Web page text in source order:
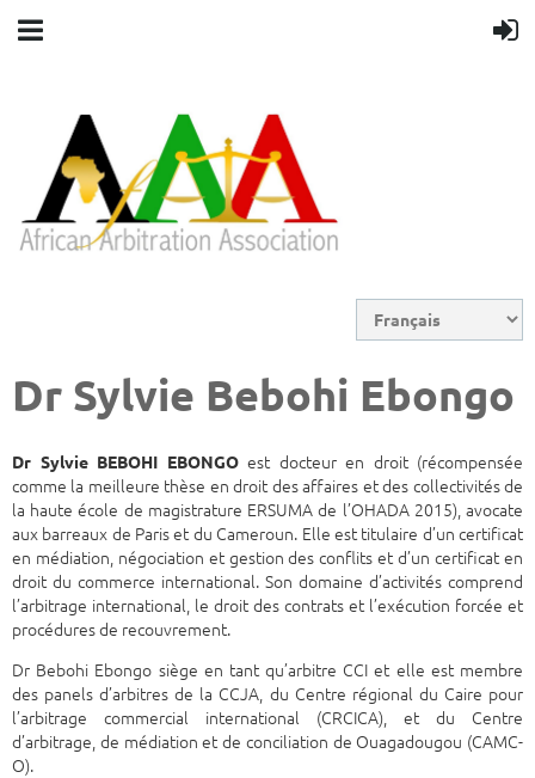
Dr Sylvie Bebohi Ebongo
Dr Sylvie BEBOHI EBONGOest docteur en droit (récompensée
comme la meilleure thèse en droit des affaires et des collectivités de
la haute école de magistrature ERSUMA de l’OHADA 2015), avocate
aux barreaux de Paris et du Cameroun. Elle est titulaire d’un certificat
en médiation, négociation et gestion des conflits et d’un certificat en
droit du commerce international. Son domaine d’activités comprend
l’arbitrage international, le droit des contrats et l’exécution forcée et
procédures de recouvrement.
Dr Bebohi Ebongo siège en tant qu’arbitre CCI et elle est membre
des panels d’arbitres de la CCJA, du Centre régional du Caire pour
l’arbitrage commercial international (CRCICA), et du Centre
d’arbitrage, de médiation et de conciliation de Ouagadougou (CAMC-
O).